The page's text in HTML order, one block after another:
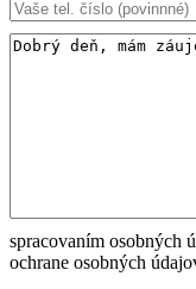
spracovaním osobných
ochrane osobných